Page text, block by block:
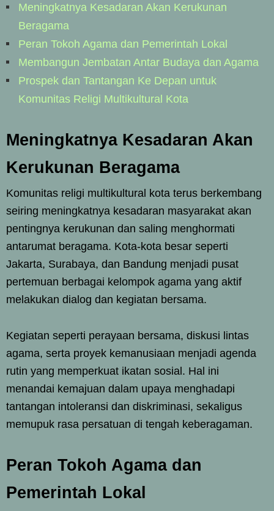
Meningkatnya Kesadaran Akan Kerukunan
Beragama
Peran Tokoh Agama dan Pemerintah Lokal
Membangun Jembatan Antar Budaya dan Agama
Prospek dan Tantangan Ke Depan untuk
Komunitas Religi Multikultural Kota
Meningkatnya Kesadaran Akan
Kerukunan Beragama
Komunitas religi multikultural kota terus berkembang
seiring meningkatnya kesadaran masyarakat akan
pentingnya kerukunan dan saling menghormati
antarumat beragama. Kota-kota besar seperti
Jakarta, Surabaya, dan Bandung menjadi pusat
pertemuan berbagai kelompok agama yang aktif
melakukan dialog dan kegiatan bersama.
Kegiatan seperti perayaan bersama, diskusi lintas
agama, serta proyek kemanusiaan menjadi agenda
rutin yang memperkuat ikatan sosial. Hal ini
menandai kemajuan dalam upaya menghadapi
tantangan intoleransi dan diskriminasi, sekaligus
memupuk rasa persatuan di tengah keberagaman.
Peran Tokoh Agama dan
Pemerintah Lokal